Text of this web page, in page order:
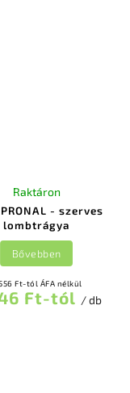
- szerves
lombtrágya
Raktáron
Ft-tól ÁFA nélkül
Ft-tól / db
Bővebben